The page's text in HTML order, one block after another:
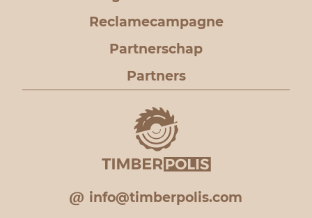
Reclamecampagne
Partnerschap
Partners
info@timberpolis.com